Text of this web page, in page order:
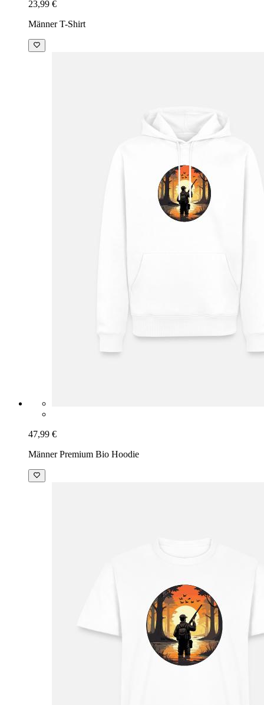
23,99 €
Männer T-Shirt
47,99 €
Männer Premium Bio Hoodie